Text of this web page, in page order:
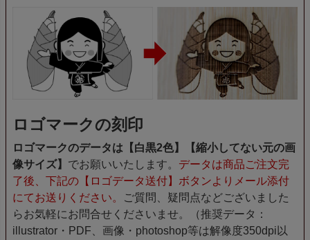
ロゴマークの刻印
ロゴマークのデータは【白黒2色】【縮小してない元の画
像サイズ】 でお願いいたします。 データは商品ご注文完
了後、下記の【ロゴデータ送付】ボタンよりメール添付
にてお送りください。
ご質問、疑問点などございました
らお気軽にお問合せくださいませ。（推奨データ：
illustrator・PDF、画像・photoshop等は解像度350dpi以